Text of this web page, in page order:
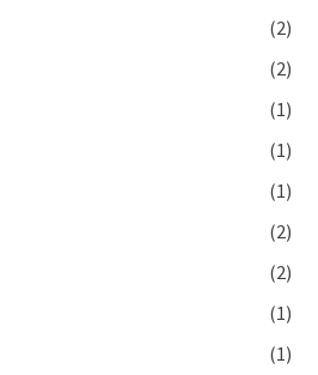
(2)
(2)
(1)
(1)
(1)
(2)
(2)
(1)
(1)